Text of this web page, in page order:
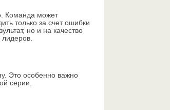
Команда может
только за счет ошибки
но и на качество
Это особенно важно
серии,